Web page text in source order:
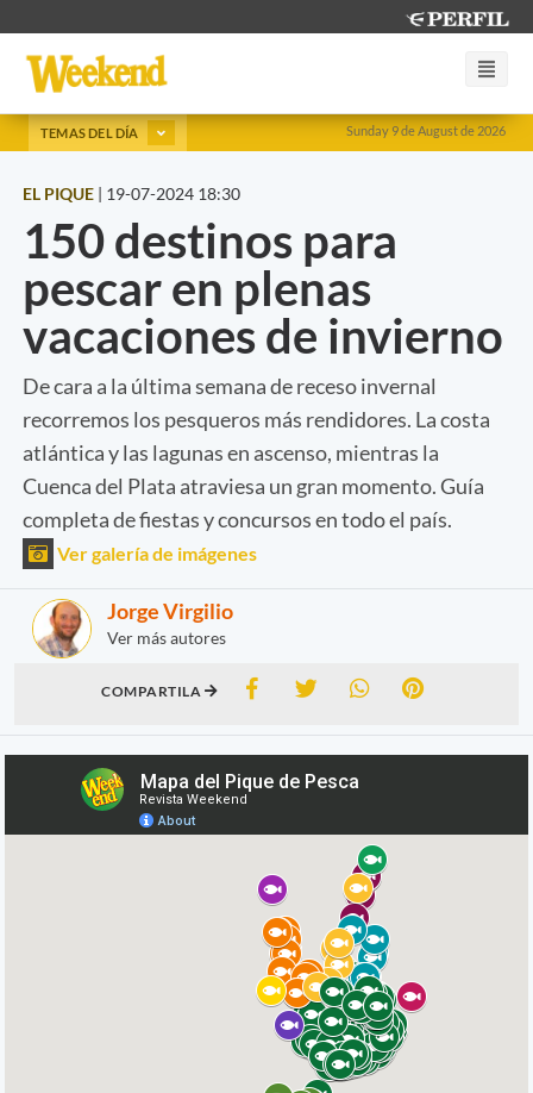
Sunday 9 de August de 2026
TEMAS DEL DÍA
EL PIQUE | 19-07-2024 18:30
150 destinos para
pescar en plenas
vacaciones de invierno
De cara a la última semana de receso invernal
recorremos los pesqueros más rendidores. La costa
atlántica y las lagunas en ascenso, mientras la
Cuenca del Plata atraviesa un gran momento. Guía
completa de fiestas y concursos en todo el país.
Ver galería de imágenes
Jorge Virgilio
Ver más autores
COMPARTILA